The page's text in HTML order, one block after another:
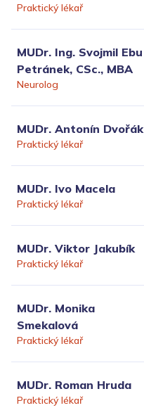
Praktický lékař
MUDr. Ing. Svojmil Ebu
Petránek, CSc., MBA
Neurolog
MUDr. Antonín Dvořák
Praktický lékař
MUDr. Ivo Macela
Praktický lékař
MUDr. Viktor Jakubík
Praktický lékař
MUDr. Monika
Smekalová
Praktický lékař
MUDr. Roman Hruda
Praktický lékař